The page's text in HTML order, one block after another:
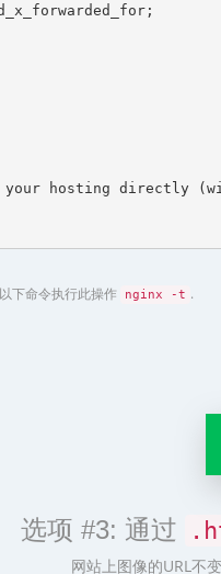
hosting directly
下命令执行此操作
nginx -t .
选项 #3: 通过
网站上图像的URL不